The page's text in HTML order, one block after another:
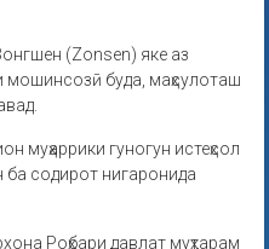
(Zonsen) яке аз
мошинсозӣ буда, маҳсулоташ
муҳаррики гуногун истеҳсол
ба содирот нигаронида
Роҳбари давлат муҳтарам